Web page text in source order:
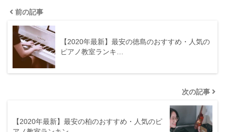
前の記事
【2020年最新】最安の徳島のおすすめ・人気の
ピアノ教室ランキ…
次の記事
【2020年最新】最安の柏のおすすめ・人気のピ